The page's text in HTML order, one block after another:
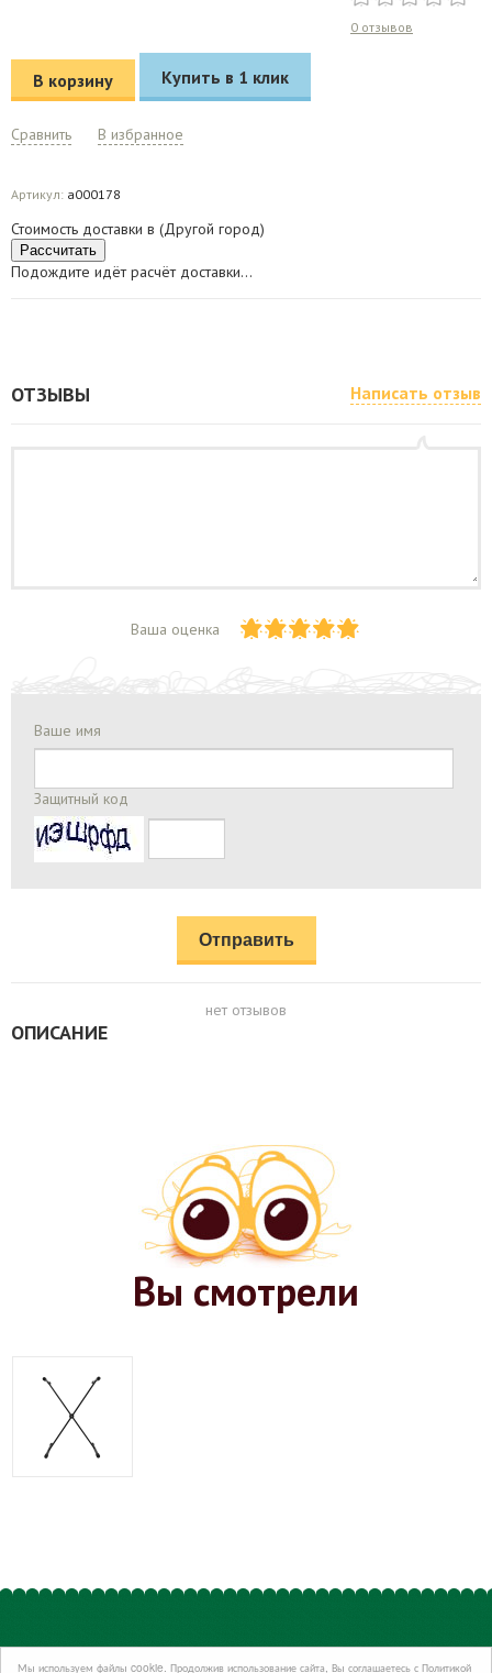
Мы используем файлы cookie. Продолжив использование сайта, Вы соглашаетесь с Политикой
0 отзывов
В корзину Купить в 1 клик
Сравнить В избранное
Артикул: a000178
Стоимость доставки в (Другой город)
Рассчитать
Подождите идёт расчёт доставки...
ОТЗЫВЫ Написать отзыв
Ваша оценка
Ваше имя
Защитный код
нет отзывов
ОПИСАНИЕ
Вы смотрели